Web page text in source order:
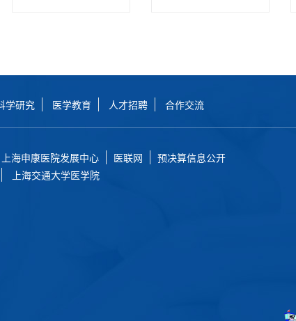
学研究 医学教育 人才招聘 合作交流
上海申康医院发展中心 医联网
预决算信息公开
上海交通大学医学院